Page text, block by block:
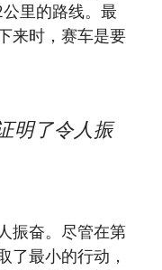
里的路线。最
来时，赛车是要
明了令人振
振奋。尽管在第
了最小的行动，